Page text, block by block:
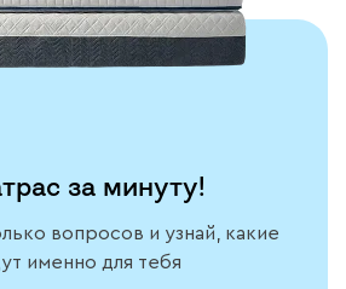
за минуту!
вопросов и узнай, какие
именно для тебя